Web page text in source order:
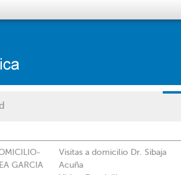
GARCIA
Visitas a domicilio Dr. Sibaja
Acuña